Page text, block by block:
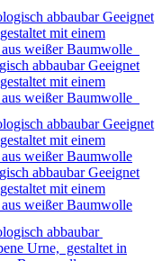
abbaubar Geeignet
mit einem
weißer Baumwolle
abbaubar Geeignet
mit einem
weißer Baumwolle